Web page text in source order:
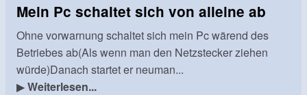
Mein Pc schaltet sich von alleine ab
Ohne vorwarnung schaltet sich mein Pc wärend des
Betriebes ab(Als wenn man den Netzstecker ziehen
würde)Danach startet er neuman...
▶Weiterlesen...